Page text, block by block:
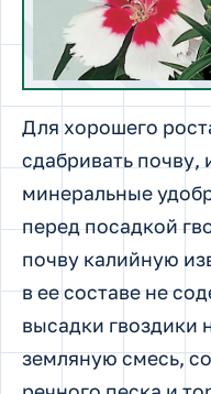
Для хорошего
сдабривать почву,
минеральные
перед посадкой
почву калийную
в ее составе не
высадки гвоздики
земляную смесь,